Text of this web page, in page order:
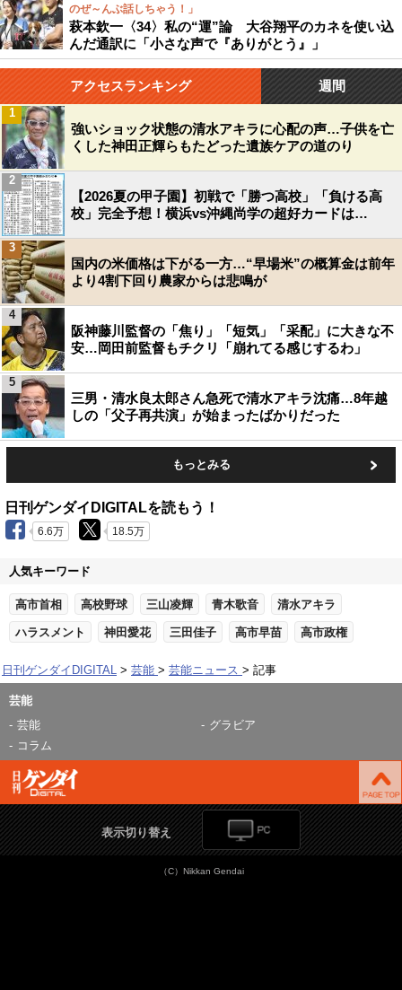
のぜ～んぶ話しちゃう！」
萩本欽一〈34〉私の“運”論 大谷翔平のカネを使い込
んだ通訳に「小さな声で『ありがとう』」
アクセスランキング 週間
強いショック状態の清水アキラに心配の声…子供を亡
くした神田正輝らもたどった遺族ケアの道のり
1
【2026夏の甲子園】初戦で「勝つ高校」「負ける高
校」完全予想！横浜vs沖縄尚学の超好カードは…
2
国内の米価格は下がる一方…“早場米”の概算金は前年
より4割下回り農家からは悲鳴が
3
阪神藤川監督の「焦り」「短気」「采配」に大きな不
安…岡田前監督もチクリ「崩れてる感じするわ」
4
三男・清水良太郎さん急死で清水アキラ沈痛…8年越
しの「父子再共演」が始まったばかりだった
5
もっとみる
日刊ゲンダイDIGITALを読もう！
6.6万 18.5万
人気キーワード
高市首相 高校野球 三山凌輝 青木歌音 清水アキラ
ハラスメント 神田愛花 三田佳子 高市早苗 高市政権
日刊ゲンダイDIGITAL 芸能 芸能ニュース 記事
芸能
芸能
グラビア
コラム
表示切り替え
（C）Nikkan Gendai